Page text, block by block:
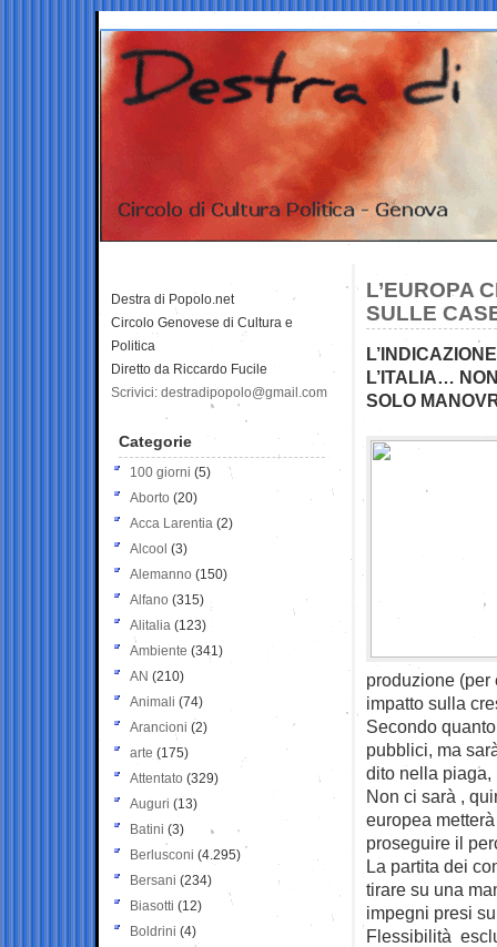
L’EUROPA
SULLE
L’ITALIA…
SOLO
produzione (per
impatto sulla
Secondo
pubblici, ma
dito nella piaga,
Non ci sarà ,
europea
proseguire il
La partita dei
tirare su una
impegni presi
Flessibilità
Destra di Popolo.net
Circolo Genovese di Cultura e
Politica
Diretto da Riccardo Fucile
Scrivici: destradipopolo@gmail.com
Categorie
100 giorni (5)
Aborto (20)
Acca Larentia (2)
Alcool (3)
Alemanno (150)
Alfano (315)
Alitalia (123)
Ambiente (341)
AN (210)
Animali (74)
Arancioni (2)
arte (175)
Attentato (329)
Auguri (13)
Batini (3)
Berlusconi (4.295)
Bersani (234)
Biasotti (12)
Boldrini (4)